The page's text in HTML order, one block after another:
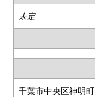
未定
千葉市中央区神明町